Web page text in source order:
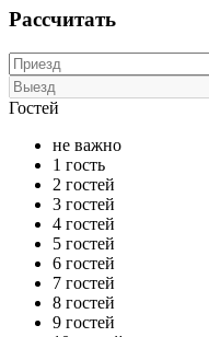
Рассчитать
Гостей
не важно
1 гость
2 гостей
3 гостей
4 гостей
5 гостей
6 гостей
7 гостей
8 гостей
9 гостей